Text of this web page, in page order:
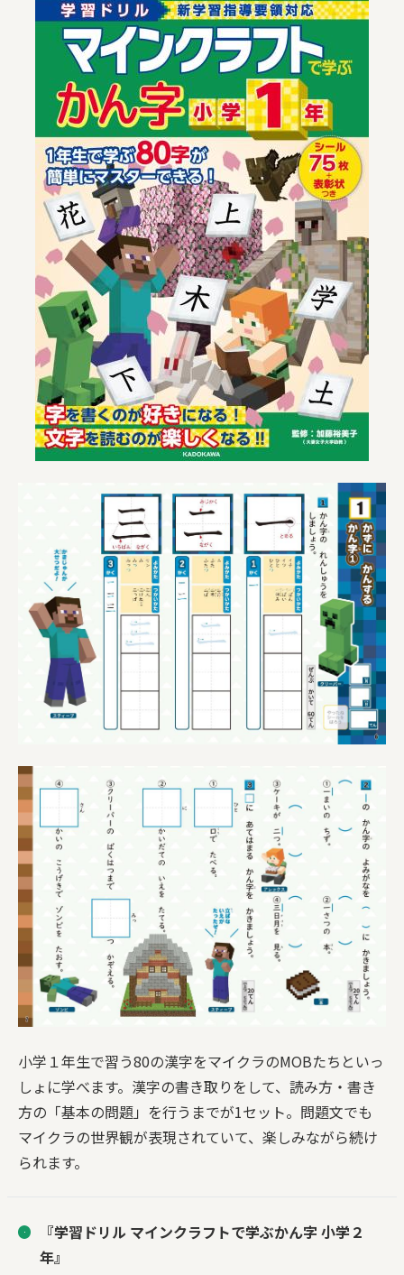
小学１年生で習う80の漢字をマイクラのMOBたちといっ
しょに学べます。漢字の書き取りをして、読み方・書き
方の「基本の問題」を行うまでが1セット。問題文でも
マイクラの世界観が表現されていて、楽しみながら続け
られます。
『学習ドリル マインクラフトで学ぶかん字 小学２
年』